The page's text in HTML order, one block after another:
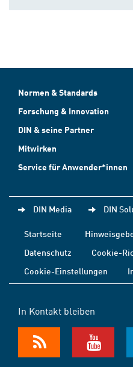
Normen & Standards
Forschung & Innovation
DIN & seine Partner
Mitwirken
Service für Anwender*innen
DIN Media DIN
Startseite
Datenschutz
Cookie-
Cookie-Einstellungen
In Kontakt bleiben